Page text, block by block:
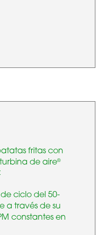
fritas con
de aire®
ciclo del 50-
a través de su
constantes en